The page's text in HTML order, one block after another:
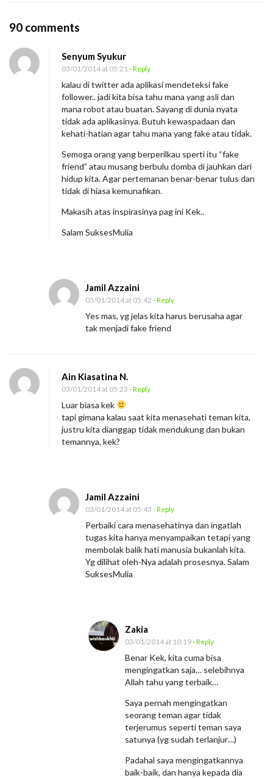
90 comments
F
k
e
F
i
e
n
d
Senyum Syukur
03/01/2014 at 05:21 - Reply
kalau di twitter ada aplikasi mendeteksi fake
follower.. jadi kita bisa tahu mana yang asli dan
mana robot atau buatan. Sayang di dunia nyata
tidak ada aplikasinya. Butuh kewaspadaan dan
kehati-hatian agar tahu mana yang fake atau tidak.
Semoga orang yang berperilkau sperti itu “fake
friend” atau musang berbulu domba di jauhkan dari
hidup kita. Agar pertemanan benar-benar tulus dan
tidak di hiasa kemunafikan.
Makasih atas inspirasinya pag ini Kek..
Salam SuksesMulia
Jamil Azzaini
03/01/2014 at 05:42 - Reply
Yes mas, yg jelas kita harus berusaha agar
tak menjadi fake friend
Ain Kiasatina N.
03/01/2014 at 05:23 - Reply
Luar biasa kek
tapi gimana kalau saat kita menasehati teman kita,
justru kita dianggap tidak mendukung dan bukan
temannya, kek?
Jamil Azzaini
03/01/2014 at 05:43 - Reply
Perbaiki cara menasehatinya dan ingatlah
tugas kita hanya menyampaikan tetapi yang
membolak balik hati manusia bukanlah kita.
Yg dilihat oleh-Nya adalah prosesnya. Salam
SuksesMulia
Zakia
03/01/2014 at 10:19- Reply
Benar Kek, kita cuma bisa
mengingatkan saja… selebihnya
Allah tahu yang terbaik…
Saya pernah mengingatkan
seorang teman agar tidak
terjerumus seperti teman saya
satunya (yg sudah terlanjur…)
Padahal saya mengingatkannya
baik-baik, dan hanya kepada dia